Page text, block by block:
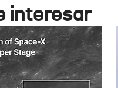
interesar